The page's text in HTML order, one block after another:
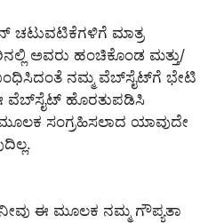
ಚಟುವಟಿಕೆಗಳಿಗೆ ಮಾತ್ರ
ಅವರು ಹಂಚಿಕೊಂಡ ಮತ್ತು/
ನಮ್ಮ ವೆಬ್‌ಸೈಟ್‌ಗೆ ಭೇಟಿ
ವೆಬ್‌ಸೈಟ್ ಹೊರತುಪಡಿಸಿ
ಸಂಗ್ರಹಿಸಲಾದ ಯಾವುದೇ
ಈ ಮೂಲಕ ನಮ್ಮ ಗೌಪ್ಯತಾ